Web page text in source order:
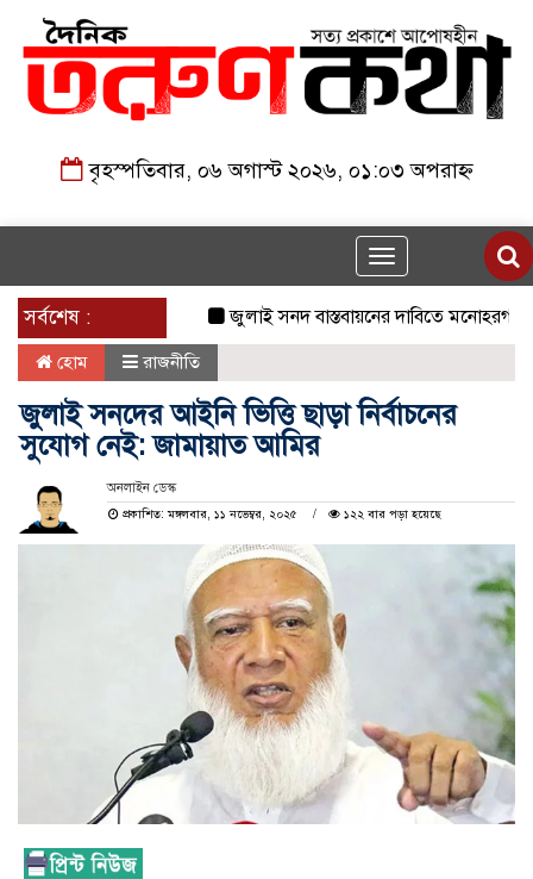
বৃহস্পতিবার, ০৬ অগাস্ট ২০২৬, ০১:০৩ অপরাহ্ন
Toggle
navigation
সর্বশেষ :
জুলাই সনদ বাস্তবায়নের দাবিতে মনোহরগঞ্জে
হোম রাজনীতি
জুলাই সনদের আইনি ভিত্তি ছাড়া নির্বাচনের
সুযোগ নেই: জামায়াত আমির
অনলাইন ডেস্ক
প্রকাশিত: মঙ্গলবার, ১১ নভেম্বর, ২০২৫
১২২ বার পড়া হয়েছে